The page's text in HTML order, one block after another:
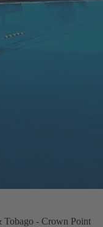
Tobago - Crown Point